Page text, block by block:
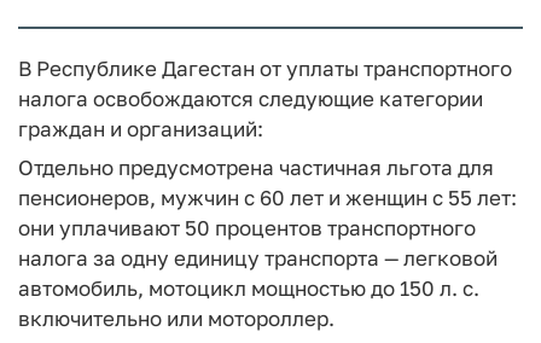
В Республике Дагестан от уплаты транспортного
налога освобождаются следующие категории
граждан и организаций:
Отдельно предусмотрена частичная льгота для
пенсионеров, мужчин с 60 лет и женщин с 55 лет:
они уплачивают 50 процентов транспортного
налога за одну единицу транспорта — легковой
автомобиль, мотоцикл мощностью до 150 л. с.
включительно или мотороллер.